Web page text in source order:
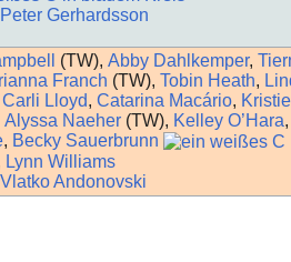
Peter Gerhardsson
(TW),Abby Dahlkemper,
Franch (TW),Tobin Heath,
Carli Lloyd,Catarina Macário,
Alyssa Naeher (TW), Kelley O’Hara
, Becky Sauerbrunn
Lynn Williams
Vlatko Andonovski